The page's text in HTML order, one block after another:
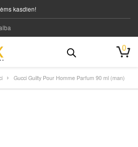
kasdien!
0
Gucci Guilty Pour Homme Parfum 90 ml (man)